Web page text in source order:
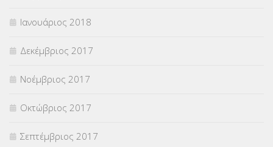
Ιανουάριος 2018
Δεκέμβριος 2017
Νοέμβριος 2017
Οκτώβριος 2017
Σεπτέμβριος 2017